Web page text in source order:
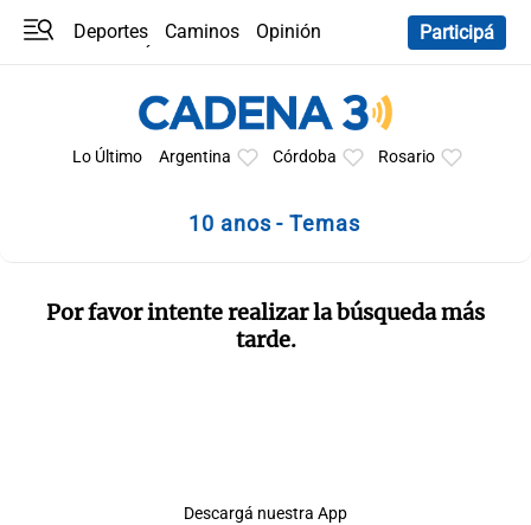
Deportes Caminos
Opinión
Participá
Lo Último Argentina Córdoba Rosario
10 anos - Temas
Por favor intente realizar la búsqueda más
tarde.
Descargá nuestra App